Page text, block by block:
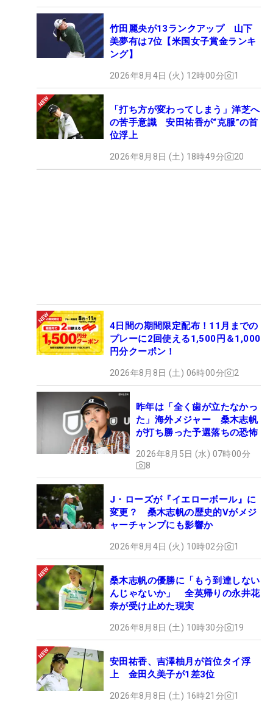
竹田麗央が13ランクアップ 山下
美夢有は7位【米国女子賞金ランキ
ング】
2026年8月4日 (火) 12時00分 1
「打ち方が変わってしまう」洋芝へ
の苦手意識 安田祐香が“克服”の首
位浮上
2026年8月8日 (土) 18時49分 20
4日間の期間限定配布！11月までの
プレーに2回使える1,500円＆1,000
円分クーポン！
2026年8月8日 (土) 06時00分 2
昨年は「全く歯が立たなかっ
た」海外メジャー 桑木志帆
が打ち勝った予選落ちの恐怖
2026年8月5日 (水) 07時00分
8
J・ローズが『イエローボール』に
変更？ 桑木志帆の歴史的Vがメジ
ャーチャンプにも影響か
2026年8月4日 (火) 10時02分 1
桑木志帆の優勝に「もう到達しない
んじゃないか」 全英帰りの永井花
奈が受け止めた現実
2026年8月8日 (土) 10時30分 19
安田祐香、吉澤柚月が首位タイ浮
上 金田久美子が1差3位
2026年8月8日 (土) 16時21分 1